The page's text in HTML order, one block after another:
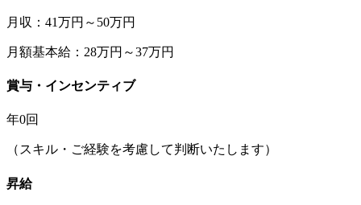
月収：41万円～50万円
月額基本給：28万円～37万円
賞与・インセンティブ
年0回
（スキル・ご経験を考慮して判断いたします）
昇給